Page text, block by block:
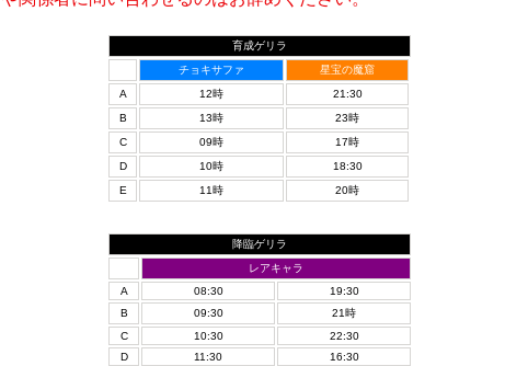
育成ゲリラ
チョキサファ
星宝の魔窟
A
12時
21:30
B
13時
23時
C
09時
17時
D
10時
18:30
E
11時 20時
降臨ゲリラ
レアキャラ
A
08:30
19:30
B
09:30
21時
C
10:30
22:30
D
11:30
16:30